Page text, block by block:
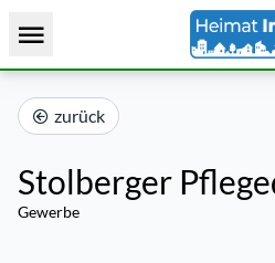
zurück
Stolberger
Gewerbe